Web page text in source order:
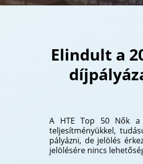
Elindult a
A HTE Top 50 Nők a
teljesítményükkel,
pályázni, de jelölés
jelölésére nincs